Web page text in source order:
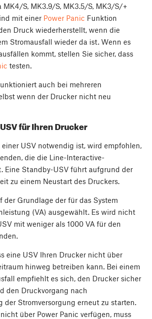
MK4/S, MK3.9/S, MK3.5/S, MK3/S/+
mit einer Power Panic Funktion
Druck wiederherstellt, wenn die
Stromausfall wieder da ist. Wenn es
kommt, stellen Sie sicher, dass
testen.
auch bei mehreren
wenn der Drucker nicht neu
für Ihren Drucker
USV notwendig ist, wird empfohlen,
die die Line-Interactive-
Eine Standby-USV führt aufgrund der
zu einem Neustart des Druckers.
der Grundlage der für das System
(VA) ausgewählt. Es wird nicht
mit weniger als 1000 VA für den
eine USV Ihren Drucker nicht über
hinweg betreiben kann. Bei einem
empfiehlt es sich, den Drucker sicher
den Druckvorgang nach
der Stromversorgung erneut zu starten.
über Power Panic verfügen, muss